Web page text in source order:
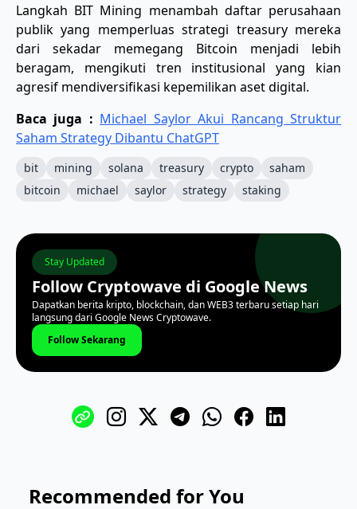
Langkah BIT Mining menambah daftar perusahaan
publik yang memperluas strategi treasury mereka
dari sekadar memegang Bitcoin menjadi lebih
beragam, mengikuti tren institusional yang kian
agresif mendiversifikasi kepemilikan aset digital.
Baca juga : Michael Saylor Akui Rancang Struktur
Saham Strategy Dibantu ChatGPT
bit mining solana treasury crypto
saham
bitcoin
michael saylor strategy staking
Stay Updated
Follow Cryptowave di Google News
Dapatkan berita kripto, blockchain, dan WEB3 terbaru setiap hari
langsung dari Google News Cryptowave.
Follow Sekarang
Recommended for You